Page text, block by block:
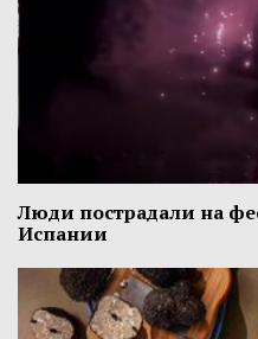
Люди пострадали на
Испании